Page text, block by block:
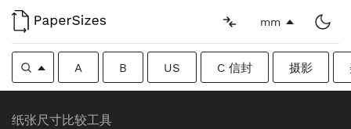
mm
A B US C 信封 摄影
纸张尺寸比较工具